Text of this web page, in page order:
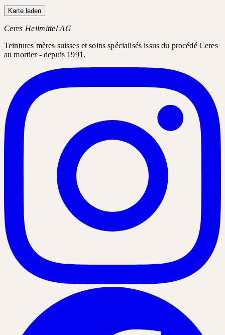
Karte laden
Ceres Heilmittel AG
Teintures mères suisses et soins spécialisés issus du procédé Ceres
au mortier - depuis 1991.